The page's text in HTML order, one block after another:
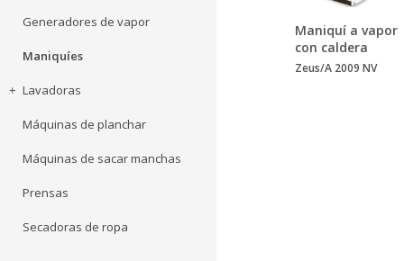
Generadores de vapor
Maniquíes
Lavadoras
Máquinas de planchar
Máquinas de sacar manchas
Prensas
Secadoras de ropa
Maniquí a vapor
con caldera
Zeus/A 2009 NV